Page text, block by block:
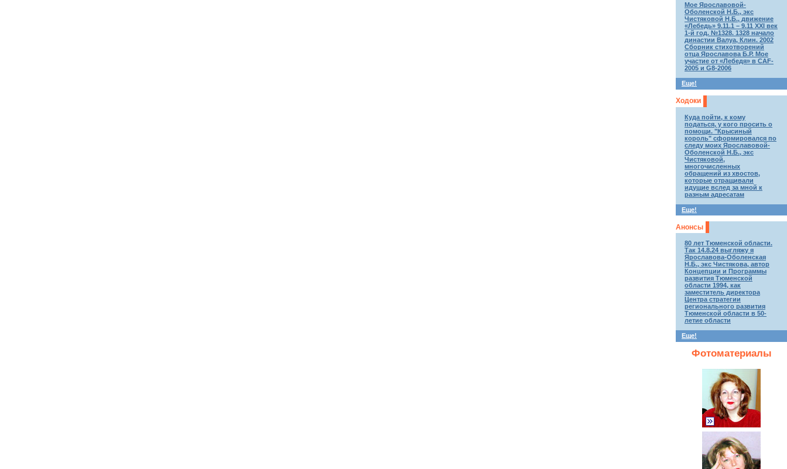
Мое Ярославовой-
Оболенской Н.Б., экс
Чистяковой Н.Б., движение
«Лебедь» 9.11.1 – 9.11 XXI век
1-й год. №1328. 1328 начало
династии Валуа, Клин. 2002
Сборник стихотворений
отца Ярославова Б.Р. Мое
участие от «Лебедя» в CAF-
2005 и G8-2006
Еще!
Ходоки
Куда пойти, к кому
податься, у кого просить о
помощи. "Крысиный
король" сформировался по
следу моих Ярославовой-
Оболенской Н.Б., экс
Чистяковой,
многочисленных
обращений из хвостов,
которые отращивали
идущие вслед за мной к
разным адресатам
Еще!
Анонсы
80 лет Тюменской области.
Так 14.8.24 выгляжу я
Ярославова-Оболенская
Н.Б., экс Чистякова, автор
Концепции и Программы
развития Тюменской
области 1994, как
заместитель директора
Центра стратегии
регионального развития
Тюменской области в 50-
летие области
Еще!
Фотоматериалы